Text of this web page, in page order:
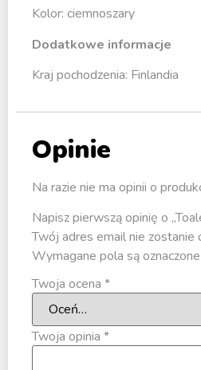
Kolor: ciemnoszary
Dodatkowe informacje
Kraj pochodzenia: Finlandia
Opinie
Na razie nie ma opinii o
Napisz pierwszą opinię o
Twój adres email nie zostanie
Wymagane pola są oznaczone
Twoja ocena *
Twoja opinia *